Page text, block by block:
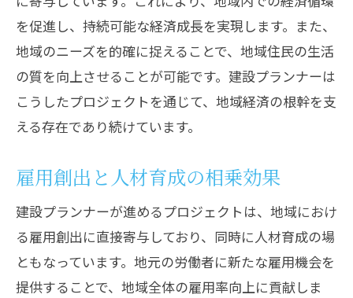
を促進し、持続可能な経済成長を実現します。また、
地域のニーズを的確に捉えることで、地域住民の生活
の質を向上させることが可能です。建設プランナーは
こうしたプロジェクトを通じて、地域経済の根幹を支
える存在であり続けています。
雇用創出と人材育成の相乗効果
建設プランナーが進めるプロジェクトは、地域におけ
る雇用創出に直接寄与しており、同時に人材育成の場
ともなっています。地元の労働者に新たな雇用機会を
提供することで、地域全体の雇用率向上に貢献しま